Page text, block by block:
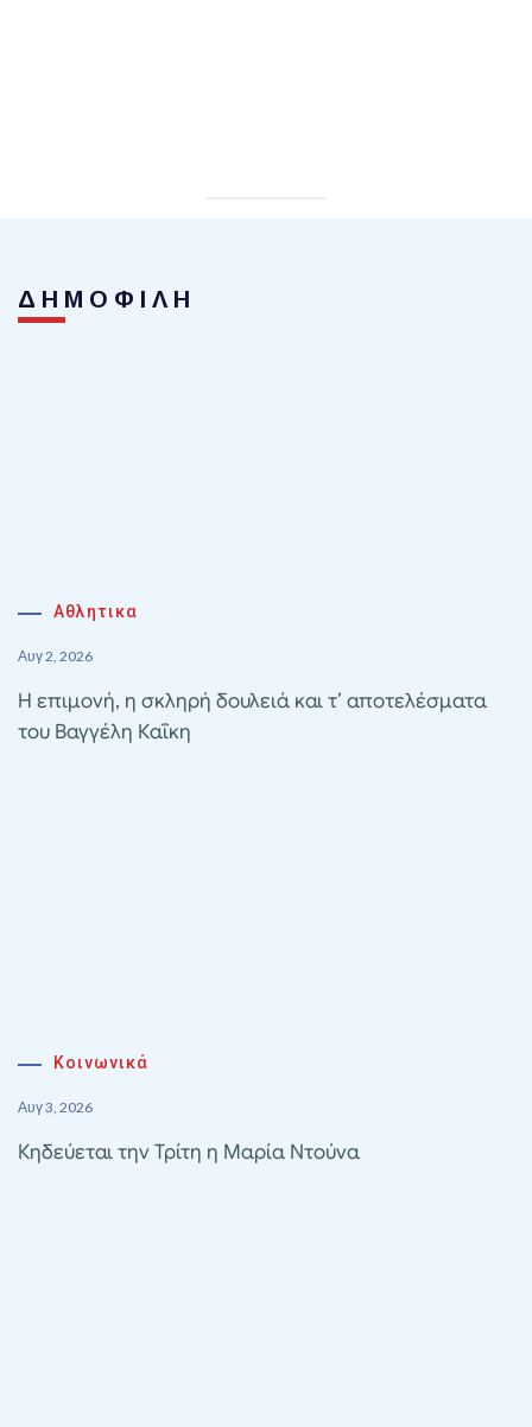
ΔΗΜΟΦΙΛΗ
Αθλητικα
Αυγ 2, 2026
Η επιμονή, η σκληρή δουλειά και τ’ αποτελέσματα
του Βαγγέλη Καΐκη
Κοινωνικά
Αυγ 3, 2026
Κηδεύεται την Τρίτη η Μαρία Ντούνα